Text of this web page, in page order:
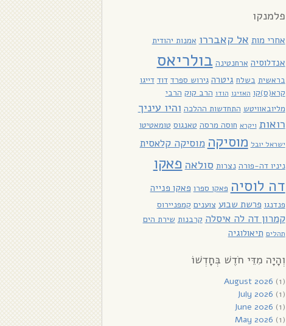
פלמנקו
אחרי מות אל קאבררו אמנות יהודית
אנדלוסיה ארחנטינה בולריאס
בראשית בשלח גיטרה גירוש ספרד דוד דייגו
קרא(ס)קו האזינו הודו הרב קוק הרבי
מליובאוויטש התחדשות ההלכה והיו עיניך
רואות ויקרא חוסה מרסה טאנגוס טומאטיטו
ישראל יובל מוסיקה מוסיקה קלאסית
ניניו דה-פורה נצרות סולאה פאקו
דה לוסיה פאקו ספרו פאקו פנייה
פנדנגו פרשת שבוע צוענים קמפניירוס
קמרון דה לה איסלה קרבנות שירת הים
תהלים תיאולוגיה
וְהָיָה מִדֵּי חֹדֶשׁ בְּחָדְשׁוֹ
August 2026 (1)
July 2026 (1)
June 2026 (1)
May 2026 (1)